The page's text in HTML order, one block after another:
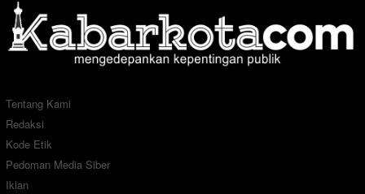
Tentang Kami
Redaksi
Kode Etik
Pedoman Media Siber
Iklan